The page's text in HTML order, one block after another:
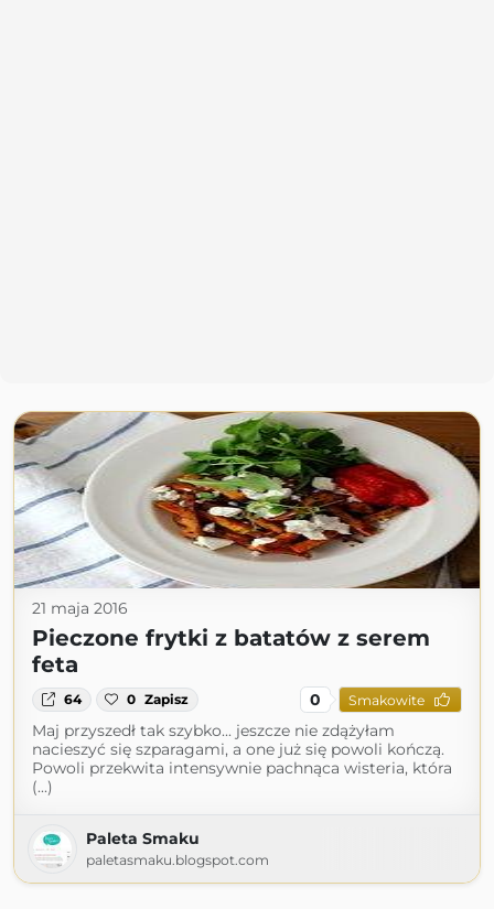
21 maja 2016
Pieczone frytki z batatów z serem
feta
64 0 Zapisz 0 Smakowite
Maj przyszedł tak szybko... jeszcze nie zdążyłam
nacieszyć się szparagami, a one już się powoli kończą.
Powoli przekwita intensywnie pachnąca wisteria, która
(...)
Paleta Smaku
paletasmaku.blogspot.com